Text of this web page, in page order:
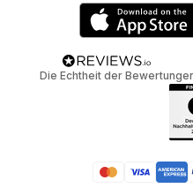
Die Echtheit der